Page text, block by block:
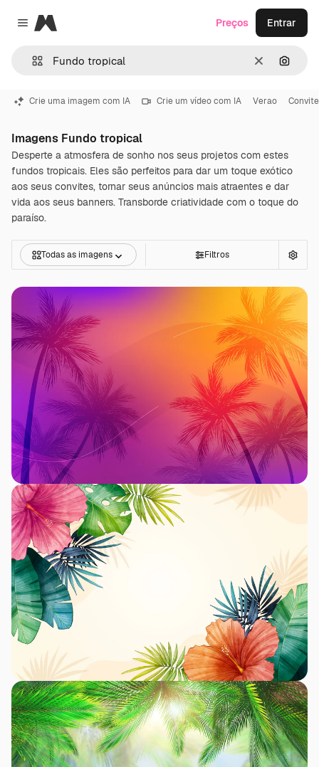
Close menu
Magnific
Limpar
Preços Entrar
Crie uma imagem com IA Crie um vídeo com IA Verao
Imagens Fundo tropical
Desperte a atmosfera de sonho nos seus projetos com estes
fundos tropicais. Eles são perfeitos para dar um toque exótico
aos seus convites, tornar seus anúncios mais atraentes e dar
vida aos seus banners. Transborde criatividade com o toque do
paraíso.
Todas as imagens Filtros